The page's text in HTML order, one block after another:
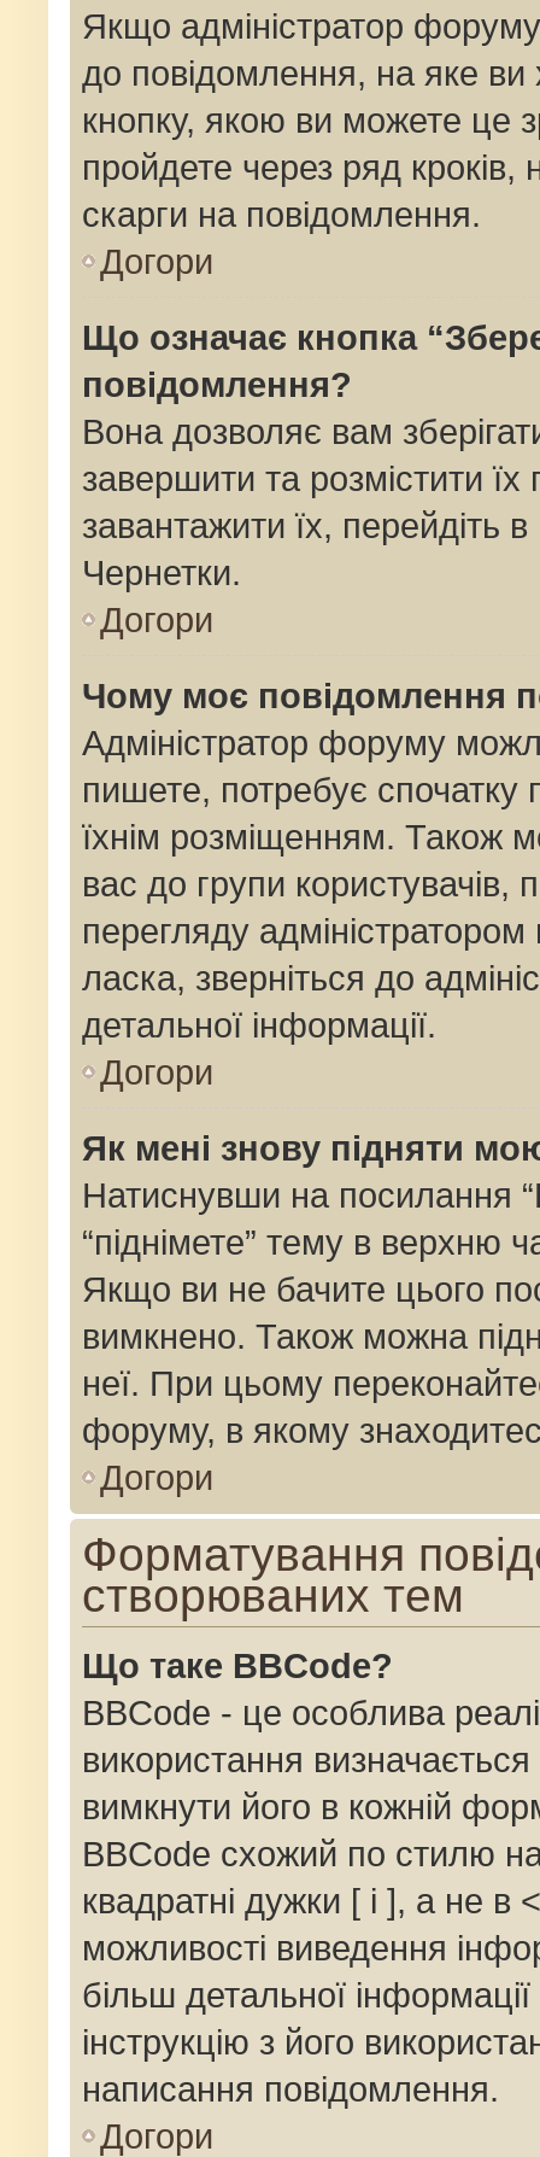
Якщо адміністратор
до повідомлення, на яке ви
кнопку, якою ви можете це
пройдете через ряд кроків,
скарги на повідомлення.
Догори
Що означає кнопка
повідомлення?
Вона дозволяє вам
завершити та розмістити
завантажити їх, перейдіть
Чернетки.
Догори
Чому моє повідомлення
Адміністратор форуму
пишете, потребує спочатку
їхнім розміщенням. Також
вас до групи
перегляду
ласка, зверніться до
детальної інформації.
Догори
Як мені знову підняти
Натиснувши на посилання
“піднімете” тему в верхню
Якщо ви не бачите цього
вимкнено. Також можна
неї. При цьому
форуму, в якому
Догори
Форматування
створюваних тем
Що таке BBCode?
BBCode - це особлива
використання
вимкнути його в кожній
BBCode схожий по стилю
квадратні дужки [ і ], а не в
можливості виведення
більш детальної
інструкцію з його
написання повідомлення.
Догори